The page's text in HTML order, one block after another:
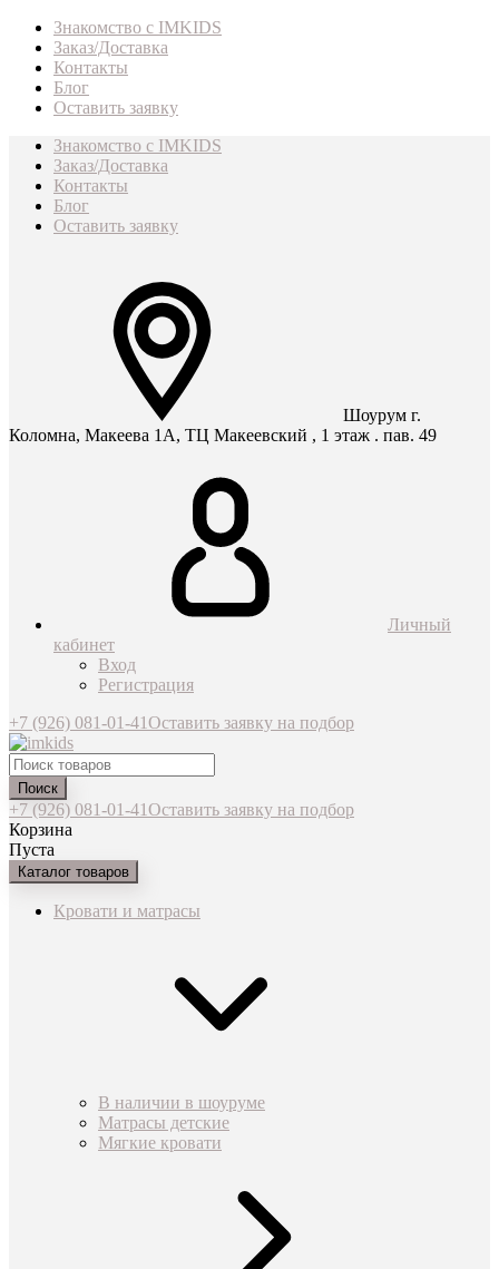
Знакомство с IMKIDS
Заказ/Доставка
Контакты
Блог
Оставить заявку
Знакомство с IMKIDS
Заказ/Доставка
Контакты
Блог
Оставить заявку
Шоурум г.
Коломна, Макеева 1А, ТЦ Макеевский , 1 этаж . пав. 49
Личный
кабинет
Вход
Регистрация
+7 (926) 081-01-41Оставить заявку на подбор
Поиск
+7 (926) 081-01-41Оставить заявку на подбор
Корзина
Пуста
Каталог товаров
Кровати и матрасы
В наличии в шоуруме
Матрасы детские
Мягкие кровати